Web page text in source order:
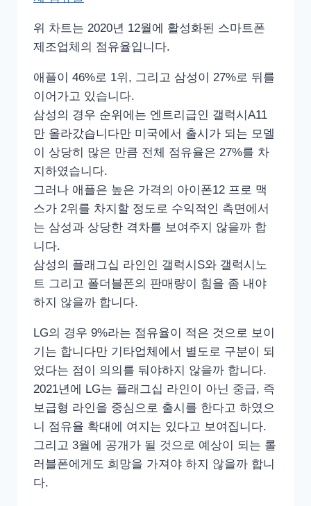
위 차트는 2020년 12월에 활성화된 스마트폰
제조업체의 점유율입니다.
애플이 46%로 1위, 그리고 삼성이 27%로 뒤를
이어가고 있습니다.
삼성의 경우 순위에는 엔트리급인 갤럭시A11
만 올라갔습니다만 미국에서 출시가 되는 모델
이 상당히 많은 만큼 전체 점유율은 27%를 차
지하였습니다.
그러나 애플은 높은 가격의 아이폰12 프로 맥
스가 2위를 차지할 정도로 수익적인 측면에서
는 삼성과 상당한 격차를 보여주지 않을까 합
니다.
삼성의 플래그십 라인인 갤럭시S와 갤럭시노
트 그리고 폴더블폰의 판매량이 힘을 좀 내야
하지 않을까 합니다.
LG의 경우 9%라는 점유율이 적은 것으로 보이
기는 합니다만 기타업체에서 별도로 구분이 되
었다는 점이 의의를 둬야하지 않을까 합니다.
2021년에 LG는 플래그십 라인이 아닌 중급, 즉
보급형 라인을 중심으로 출시를 한다고 하였으
니 점유율 확대에 여지는 있다고 보여집니다.
그리고 3월에 공개가 될 것으로 예상이 되는 롤
러블폰에게도 희망을 가져야 하지 않을까 합니
다.